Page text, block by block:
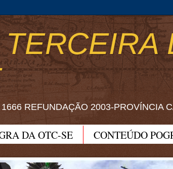
REFUNDAÇÃO 2003-PROVÍNCIA
DA OTC-SE
CONTEÚDO